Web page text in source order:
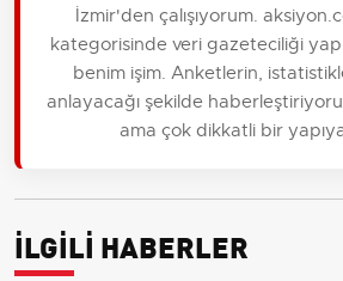
İzmir'den çalışıyorum.
kategorisinde veri gazeteciliği
benim işim. Anketlerin,
anlayacağı şekilde
ama çok dikkatli bir
İLGİLİ HABERLER